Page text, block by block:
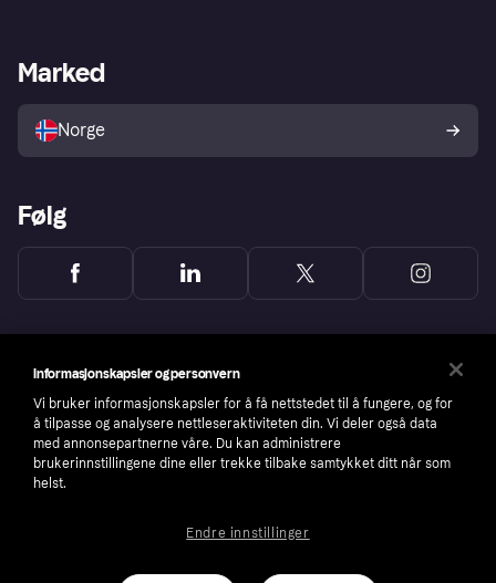
Utforsk butikker
Merchant portal
Marked
Norge
Følg
number: 556737-0431
Informasjonskapsler og personvern
Vi bruker informasjonskapsler for å få nettstedet til å fungere, og for
å tilpasse og analysere nettleseraktiviteten din. Vi deler også data
med annonsepartnerne våre. Du kan administrere
brukerinnstillingene dine eller trekke tilbake samtykket ditt når som
helst.
Endre innstillinger